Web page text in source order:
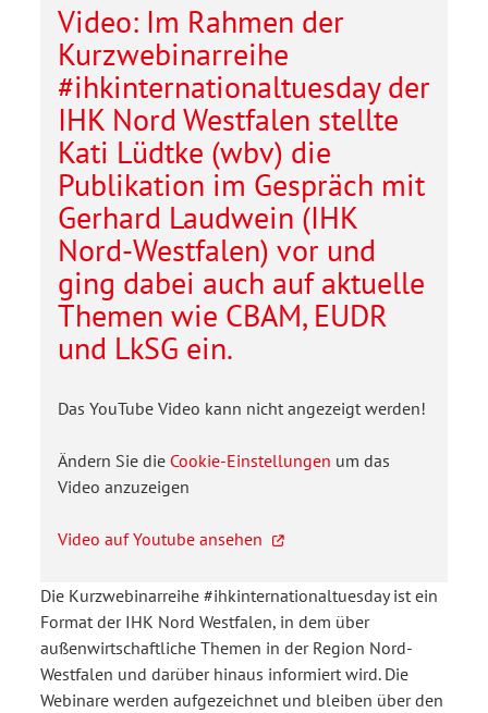
Video: Im Rahmen der
Kurzwebinarreihe
#ihkinternationaltuesday der
IHK Nord Westfalen stellte
Kati Lüdtke (wbv) die
Publikation im Gespräch mit
Gerhard Laudwein (IHK
Nord-Westfalen) vor und
ging dabei auch auf aktuelle
Themen wie CBAM, EUDR
und LkSG ein.
Das YouTube Video kann nicht angezeigt werden!
Ändern Sie die Cookie-Einstellungen um das
Video anzuzeigen
Video auf Youtube ansehen
Die Kurzwebinarreihe #ihkinternationaltuesday ist ein
Format der IHK Nord Westfalen, in dem über
außenwirtschaftliche Themen in der Region Nord-
Westfalen und darüber hinaus informiert wird. Die
Webinare werden aufgezeichnet und bleiben über den